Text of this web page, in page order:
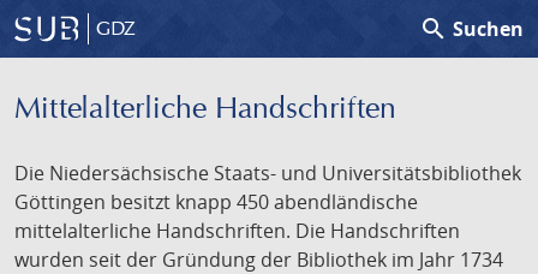
GDZ search Suchen
Mittelalterliche Handschriften
Die Niedersächsische Staats- und Universitätsbibliothek
Göttingen besitzt knapp 450 abendländische
mittelalterliche Handschriften. Die Handschriften
wurden seit der Gründung der Bibliothek im Jahr 1734